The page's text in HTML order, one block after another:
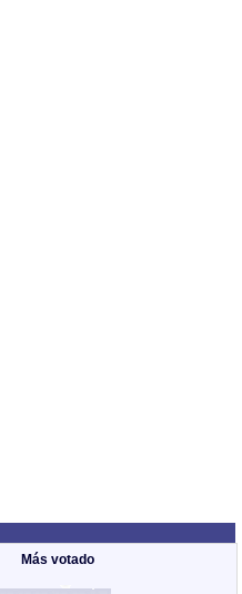
Más votado